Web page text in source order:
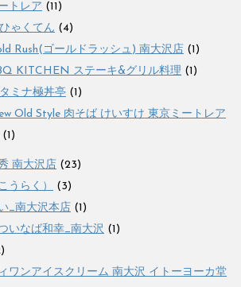
トレア (11)
ゃくてん (4)
Rush(ゴールドラッシュ) 南大沢店 (1)
KITCHEN ステーキ&グリル料理 (1)
ミナ極丼亭 (1)
Old Style 肉そば けいすけ 東京ミートレア
(1)
南大沢店 (23)
うらく）
(3)
_南大沢本店 (1)
いなば和幸_南大沢 (1)
ワンアイスクリーム 南大沢 イトーヨーカ堂